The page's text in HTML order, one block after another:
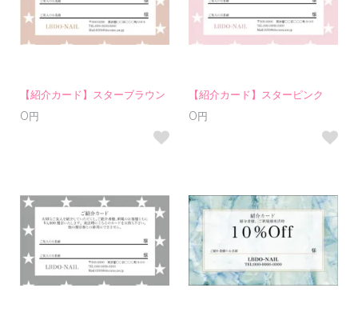
【紹介カード】スターブラウン
0円
【紹介カード】スターピンク
0円